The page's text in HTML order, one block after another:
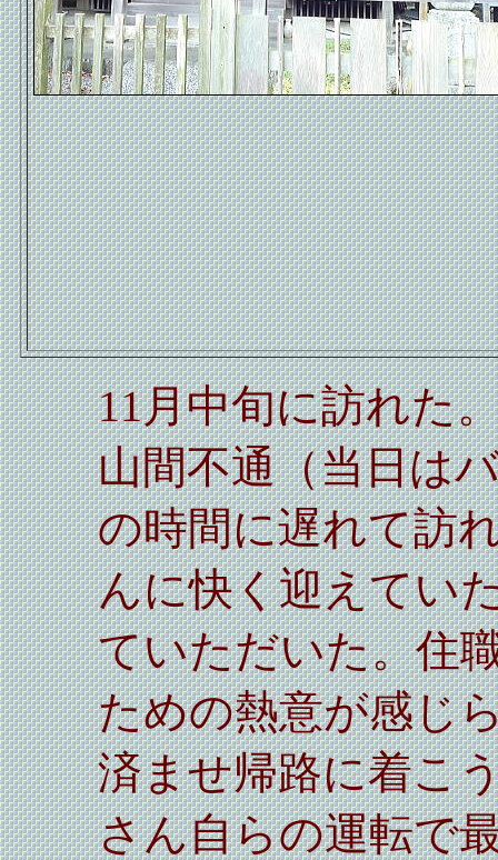
11月中旬に訪れた
山間不通（当日は
の時間に遅れて訪
んに快く迎えてい
ていただいた。住
ための熱意が感じ
済ませ帰路に着こ
さん自らの運転で